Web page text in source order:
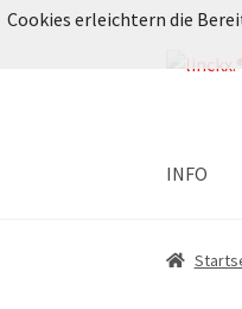
INFO
Cookies erleichtern die